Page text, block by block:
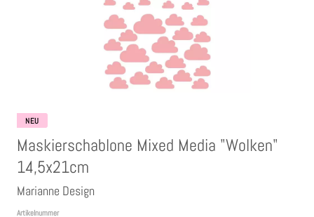
Embossing Pulver WOW
Kartendeko Embellishments
Präge-, Universal- Maskierschablonen
NEU
Maskierschablone Mixed Media "Wolken"
14,5x21cm
Marianne Design
Artikelnummer